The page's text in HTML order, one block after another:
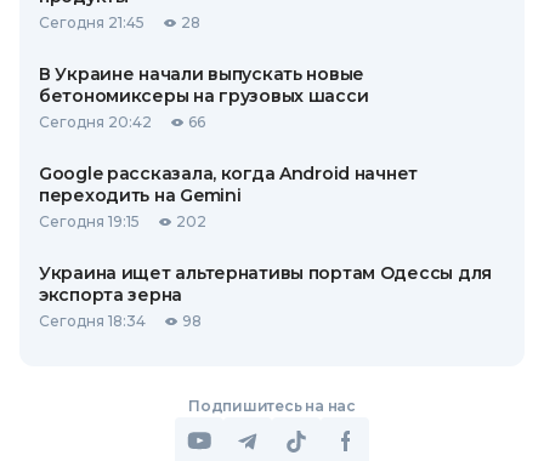
Сегодня 21:45 28
В Украине начали выпускать новые
бетономиксеры на грузовых шасси
Сегодня 20:42 66
Google рассказала, когда Android начнет
переходить на Gemini
Сегодня 19:15 202
Украина ищет альтернативы портам Одессы для
экспорта зерна
Сегодня 18:34 98
Подпишитесь на нас